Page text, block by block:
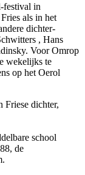
festival in
als in het
dichter-
, Hans
Voor Omrop
wekelijks te
op het Oerol
Friese dichter,
school
de